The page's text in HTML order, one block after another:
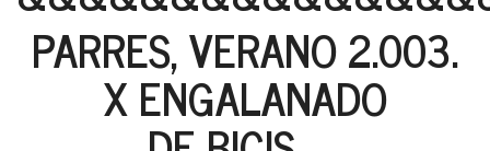
PARRES, VERANO 2.003.
X ENGALANADO